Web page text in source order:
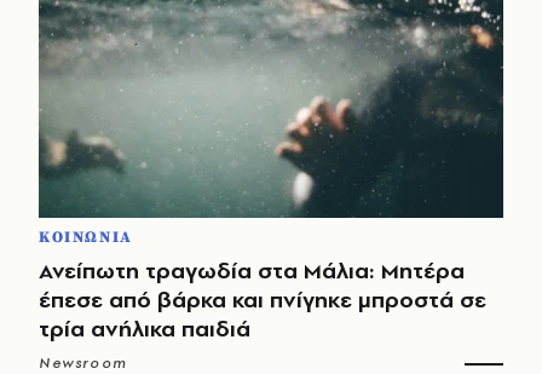
ΚΟΙΝΩΝΙΑ
Ανείπωτη τραγωδία στα Μάλια: Μητέρα
έπεσε από βάρκα και πνίγηκε μπροστά σε
τρία ανήλικα παιδιά
Newsroom